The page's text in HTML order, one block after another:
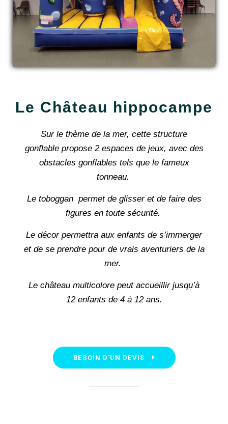
Le Château hippocampe
Sur le thème de la mer, cette structure
gonflable propose 2 espaces de jeux, avec des
obstacles gonflables tels que le fameux
tonneau.
Le toboggan permet de glisser et de faire des
figures en toute sécurité.
Le décor permettra aux enfants de s’immerger
et de se prendre pour de vrais aventuriers de la
mer.
Le château multicolore peut accueillir jusqu’à
12 enfants de 4 à 12 ans.
BESOIN D'UN DEVIS